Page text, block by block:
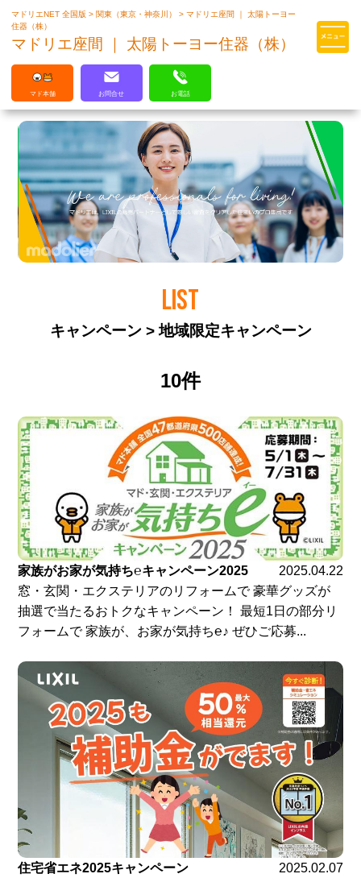
マドリエはLIXILの厳しい基準を
マドリエNET 全国版> 関東（東京・神奈川）>マドリエ座間 ｜ 太陽トーヨー
住器（株）
マドリエ座間 ｜ 太陽トーヨー住器（株）
マド本舗 お問合せ お電話
LIST
キャンペーン > 地域限定キャンペーン
10件
家族がお家が気持ち℮キャンペーン2025
2025.04.22
窓・玄関・エクステリアのリフォームで 豪華グッズが
抽選で当たるおトクなキャンペーン！ 最短1日の部分リ
フォームで 家族が、お家が気持ち℮♪ ぜひご応募...
住宅省エネ2025キャンペーン
2025.02.07